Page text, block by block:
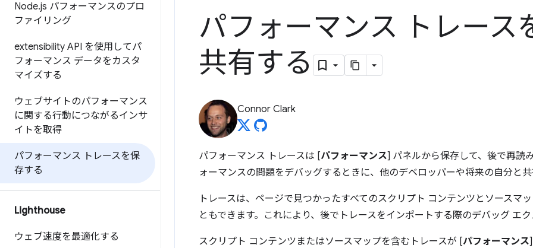
Node.js パフォーマンスのプロ
ファイリング
extensibility API を使用してパ
フォーマンス データをカスタ
マイズする
ウェブサイトのパフォーマンス
に関する行動につながるインサ
イトを取得
パフォーマンス トレースを保
存する
Lighthouse
ウェブ速度を最適化する
パフォーマンス トレース
共有する
Connor Clark
パフォーマンス トレースは [パフォーマンス] パネルから保存して、後で再読
ォーマンスの問題をデバッグするときに、他のデベロッパーや将来の自分と
トレースは、ページで見つかったすべてのスクリプト コンテンツとソースマ
ともできます。これにより、後でトレースをインポートする際のデバッグ エ
スクリプト コンテンツまたはソースマップを含むトレースが [パフォーマンス